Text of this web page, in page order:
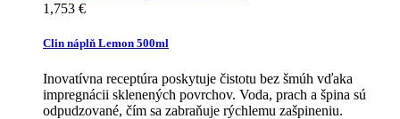
1,753 €
Clin náplň Lemon 500ml
Inovatívna receptúra poskytuje čistotu bez šmúh vďaka
impregnácii sklenených povrchov. Voda, prach a špina sú
odpudzované, čím sa zabraňuje rýchlemu zašpineniu.